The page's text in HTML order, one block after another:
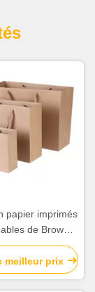
papier imprimés
de Brown,
de papier
met en sac la
élevée
meilleur prix